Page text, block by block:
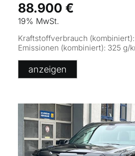
88.900 €
19% MwSt.
Kraftstoffverbrauch (kombiniert):
Emissionen (kombiniert): 325 g/
anzeigen